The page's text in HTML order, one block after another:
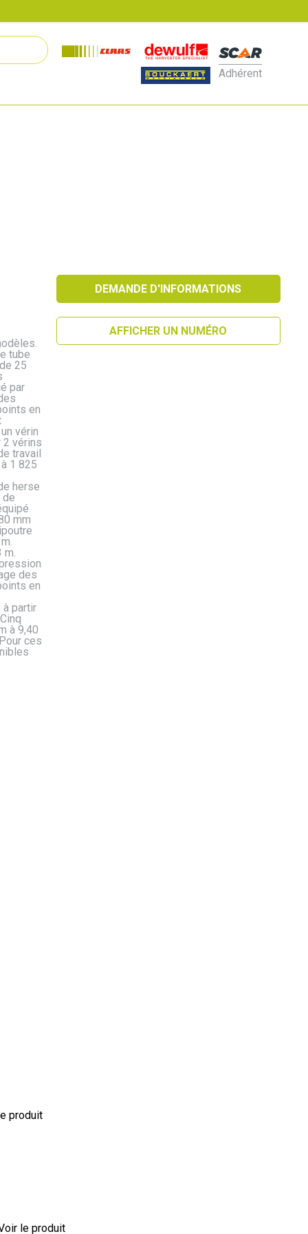
Adhérent
tube
25
par
en
vérin
2 vérins
travail
1 825
herse
de
mm
m.
des
en
à partir
à 9,40
ces
DEMANDE D'INFORMATIONS
AFFICHER UN NUMÉRO
produit
le produit